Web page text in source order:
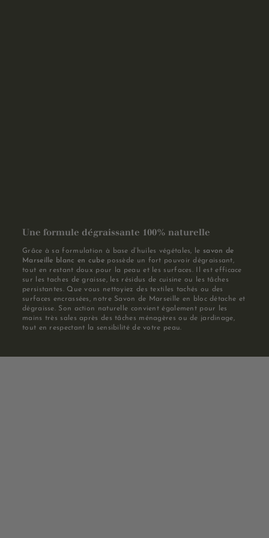
Une formule dégraissante 100% naturelle
Grâce à sa formulation à base d’huiles végétales, le savon de
Marseille blanc en cube possède un fort pouvoir dégraissant,
tout en restant doux pour la peau et les surfaces. Il est efficace
sur les taches de graisse, les résidus de cuisine ou les tâches
persistantes. Que vous nettoyiez des textiles tachés ou des
surfaces encrassées, notre Savon de Marseille en bloc détache et
dégraisse. Son action naturelle convient également pour les
mains très sales après des tâches ménagères ou de jardinage,
tout en respectant la sensibilité de votre peau.